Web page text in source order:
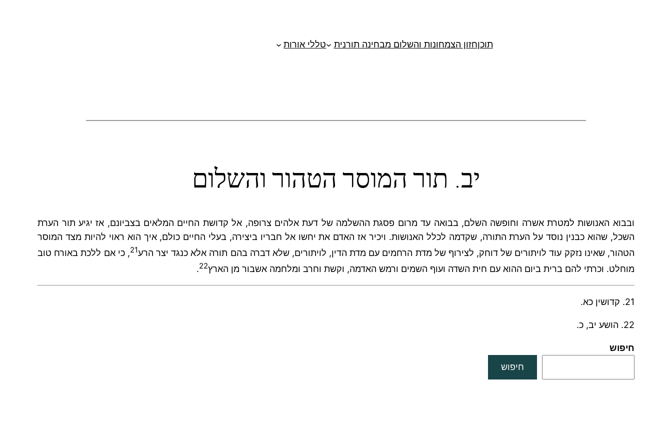
תוכןחזון הצמחונות והשלום מבחינה תורנית טללי אורות
יב. תור המוסר הטהור והשלום
ובבוא האנושות למטרת אשרה וחופשה השלם, בבואה עד מרום פסגת ההשלמה של דעת אלהים צרופה, אל קדושת החיים המלאים בצביונם, אז יגיע תור הערת
השכל, שהוא כבנין נוסד על הערת התורה, שקדמה לכלל האנושות. ויכיר אז האדם את יחשו אל חבריו ביצירה, בעלי החיים כולם, איך הוא ראוי להיות מצד המוסר
הטהור, שאינו נזקק עוד לויתורים של דוחק, לצירוף של מדת הרחמים עם מדת הדין, לויתורים, שלא דברה בהם תורה אלא כנגד יצר הרע21, כי אם ללכת באורח טוב
מוחלט. וכרתי להם ברית ביום ההוא עם חית השדה ועוף השמים ורמש האדמה, וקשת וחרב ומלחמה אשבור מן הארץ22
.
21. קדושין כא.
22. הושע יב, כ.
חיפוש
חיפוש